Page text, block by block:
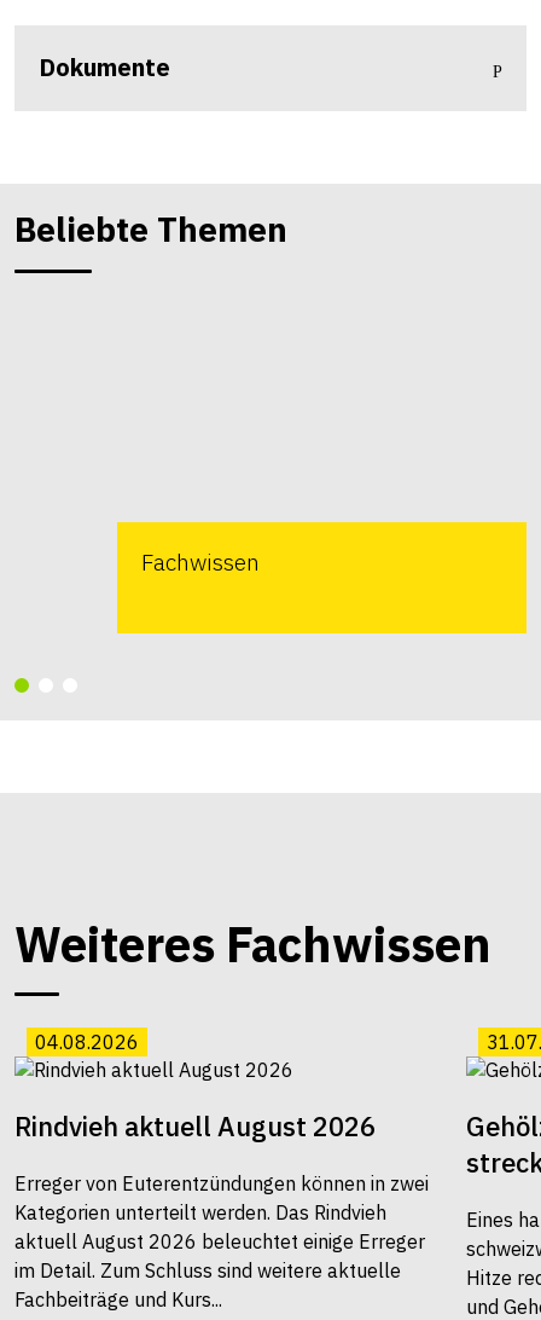
Dokumente
Beliebte Themen
Fachwissen
Weiteres Fachwissen
04.08.2026
Rindvieh aktuell August 2026
Erreger von Euterentzündungen können in zwei
Kategorien unterteilt werden. Das Rindvieh
aktuell August 2026 beleuchtet einige Erreger
im Detail. Zum Schluss sind weitere aktuelle
Fachbeiträge und Kurs...
Eines
Hitze
und